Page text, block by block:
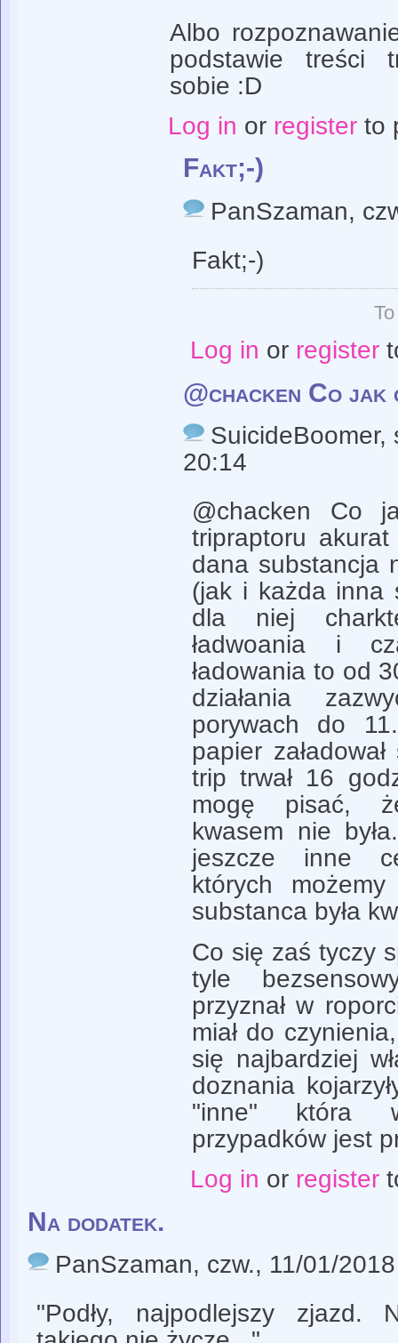
Albo
podstawie treści
sobie :D
Log in or registerto
Fakt;-)
PanSzaman,
Fakt;-)
Log in or register
@chacken Co jak
SuicideBoomer,
20:14
@chacken Co
tripraptoru
dana substancja
(jak i każda inna
dla niej
ładwoania i
ładowania to od
działania
porywach do
papier
trip trwał 16
mogę pisać,
kwasem nie
jeszcze inne
których
substanca była
Co się zaś tyczy
tyle
przyznał w
miał do
się najbardziej
doznania
"inne" która
przypadków jest
Log in or register
Na dodatek.
PanSzaman, czw., 11/01/
"Podły, najpodlejszy zjazd.